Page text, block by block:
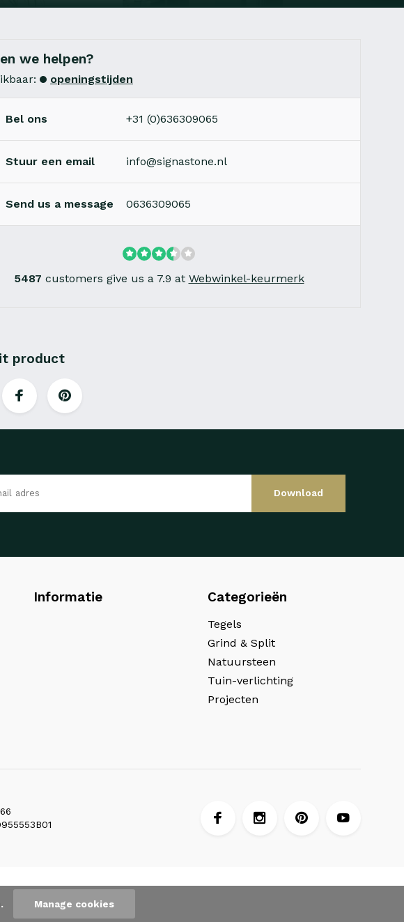
we helpen?
openingstijden
Bel ons +31 (0)636309065
Stuur een email info@signastone.nl
Send us a message 0636309065
5487 customers give us a 7.9 at Webwinkel-keurmerk
product
Download
Informatie Categorieën
Tegels
Grind & Split
Natuursteen
Tuin-verlichting
Projecten
Manage cookies